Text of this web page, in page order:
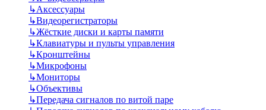
↳Аксессуары
↳Видеорегистраторы
↳Жёсткие диски и карты памяти
↳Клавиатуры и пульты управления
↳Кронштейны
↳Микрофоны
↳Мониторы
↳Объективы
↳Передача сигналов по витой паре